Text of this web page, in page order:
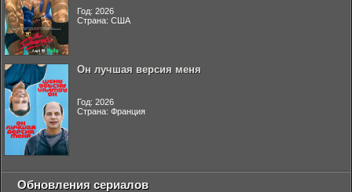
Год: 2026
Страна: США
Он лучшая версия меня
Год: 2026
Страна: Франция
Обновления сериалов